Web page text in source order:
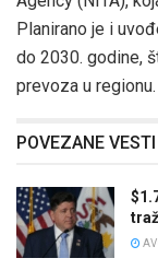
Planirano je i
do 2030. godine,
prevoza u regionu.
POVEZANE VESTI